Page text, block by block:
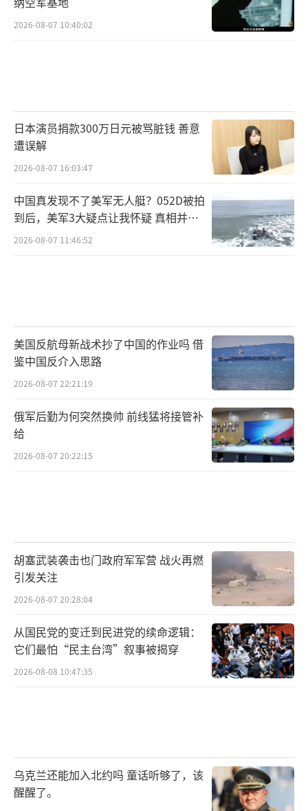
2026-08-07 10:40:02
日本演员捐款300万日元被骂脏钱 善意
遭误解
2026-08-07 16:03:47
中国真发现不了美军无人艇？052D被拍
到后，美军3大疑点让我怀疑 真相并非
如此
2026-08-07 11:46:52
美国反航母新战术抄了中国的作业吗 借
鉴中国反介入思路
2026-08-07 22:21:19
俄军后勤为何突然换帅 前线猛将接管补
给
2026-08-07 20:22:15
胡塞武装袭击也门政府军军营 战火再燃
引发关注
2026-08-07 20:28:04
从国民党的变迁到民进党的续命逻辑：
它们最怕“民主台湾”叙事被揭穿
2026-08-08 10:47:35
乌克兰还能加入北约吗 童话听够了，该
醒醒了。